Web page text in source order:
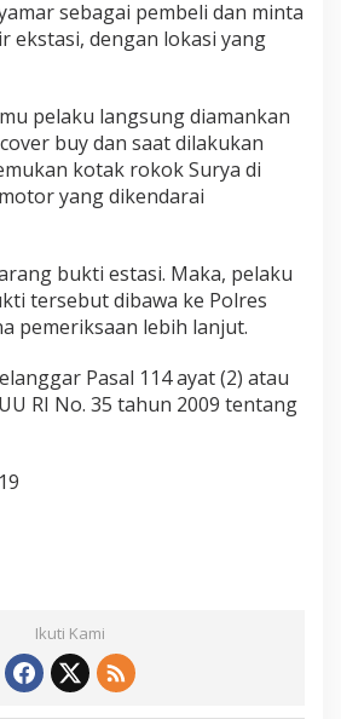
sebagai pembeli dan minta
ekstasi, dengan lokasi yang
pelaku langsung diamankan
buy dan saat dilakukan
kotak rokok Surya di
yang dikendarai
bukti estasi. Maka, pelaku
tersebut dibawa ke Polres
pemeriksaan lebih lanjut.
Pasal 114 ayat (2) atau
RI No. 35 tahun 2009 tentang
Ikuti Kami